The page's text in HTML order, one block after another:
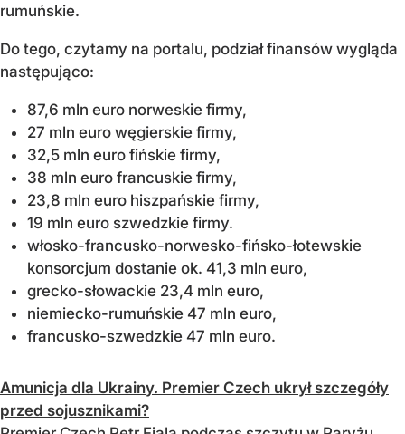
rumuńskie.
Do tego, czytamy na portalu, podział finansów wygląda
następująco:
87,6 mln euro norweskie firmy,
27 mln euro węgierskie firmy,
32,5 mln euro fińskie firmy,
38 mln euro francuskie firmy,
23,8 mln euro hiszpańskie firmy,
19 mln euro szwedzkie firmy.
włosko-francusko-norwesko-fińsko-łotewskie
konsorcjum dostanie ok. 41,3 mln euro,
grecko-słowackie 23,4 mln euro,
niemiecko-rumuńskie 47 mln euro,
francusko-szwedzkie 47 mln euro.
Amunicja dla Ukrainy. Premier Czech ukrył szczegóły
przed sojusznikami?